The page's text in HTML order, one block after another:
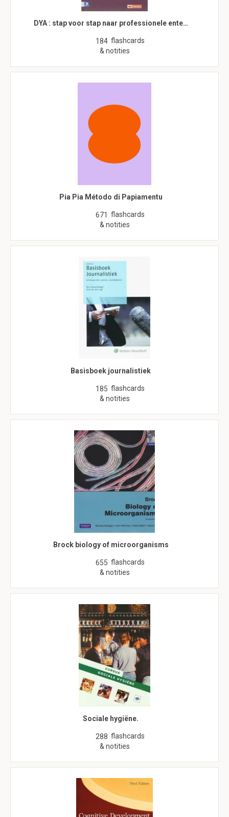
DYA : stap voor stap naar professionele ente…
184 flashcards
& notities
Pia Pia Método di Papiamentu
671 flashcards
& notities
Basisboek journalistiek
185 flashcards
& notities
Brock biology of microorganisms
655 flashcards
& notities
Sociale hygiëne.
288 flashcards
& notities